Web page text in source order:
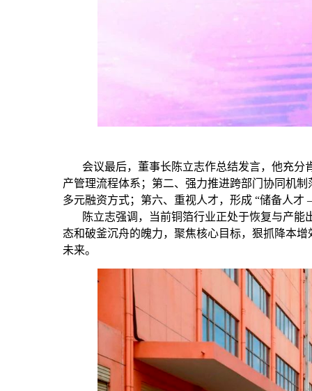
会议最后，董事长陈立志作总结发言，他充分
产管理流程体系；第二、强力推进跨部门协同机
多元融资方式；第六、重视人才，形成 “储备人
陈立志强调，当前铜箔行业正处于恢复与产能
态和破釜沉舟的魄力，聚焦核心目标，狠抓降本
未来。